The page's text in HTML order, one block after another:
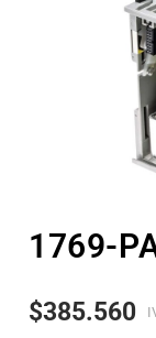
1769-
$385.560